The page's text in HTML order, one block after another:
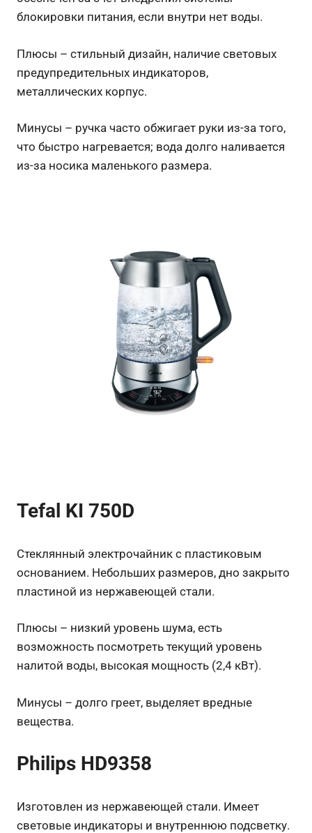
блокировки питания, если внутри нет воды.
Плюсы – стильный дизайн, наличие световых
предупредительных индикаторов,
металлических корпус.
Минусы – ручка часто обжигает руки из-за того,
что быстро нагревается; вода долго наливается
из-за носика маленького размера.
Tefal KI 750D
Стеклянный электрочайник с пластиковым
основанием. Небольших размеров, дно закрыто
пластиной из нержавеющей стали.
Плюсы – низкий уровень шума, есть
возможность посмотреть текущий уровень
налитой воды, высокая мощность (2,4 кВт).
Минусы – долго греет, выделяет вредные
вещества.
Philips HD9358
Изготовлен из нержавеющей стали. Имеет
световые индикаторы и внутреннюю подсветку.